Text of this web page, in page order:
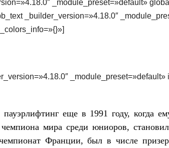
_module_preset=»default»
_builder_version=»4.18.0″
еще в 1991 году, когда
мира среди юниоров,
Франции, был в числе